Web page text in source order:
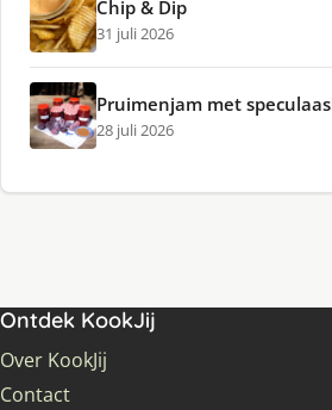
Chip & Dip
31 juli 2026
Pruimenjam met
28 juli 2026
Ontdek KookJij
Over KookJij
Contact